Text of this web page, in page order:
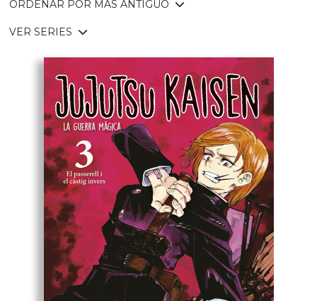
ORDENAR POR MÁS ANTIGUO
VER SERIES